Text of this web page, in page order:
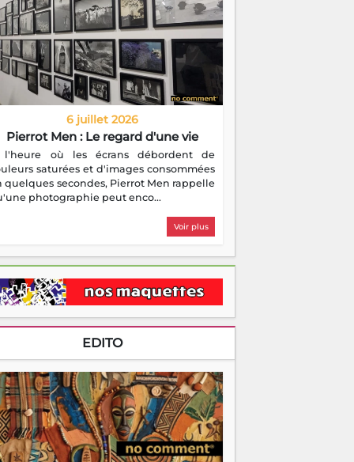
6 juillet 2026
Pierrot Men : Le regard d'une vie
l'heure où les écrans débordent de
saturées et d'images consommées
quelques secondes, Pierrot Men rappelle
photographie peut enco...
Voir plus
EDITO